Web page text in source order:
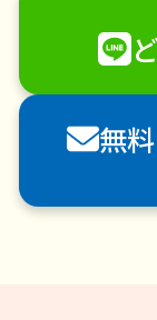
襖（ふす
害獣駆除
無